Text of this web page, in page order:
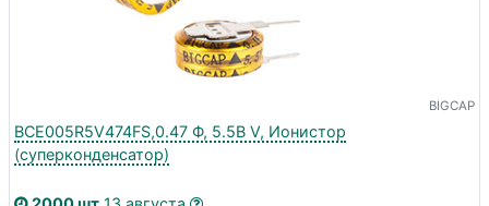
BIGCAP
BCE005R5V474FS,0.47 Ф, 5.5В V, Ионистор
(суперконденсатор)